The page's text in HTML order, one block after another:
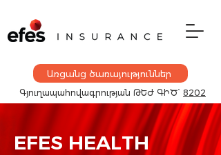
Առցանց ծառայություններ
Գյուղապահովագրության ԹԵԺ ԳԻԾ` 8202
EFES HEALTH